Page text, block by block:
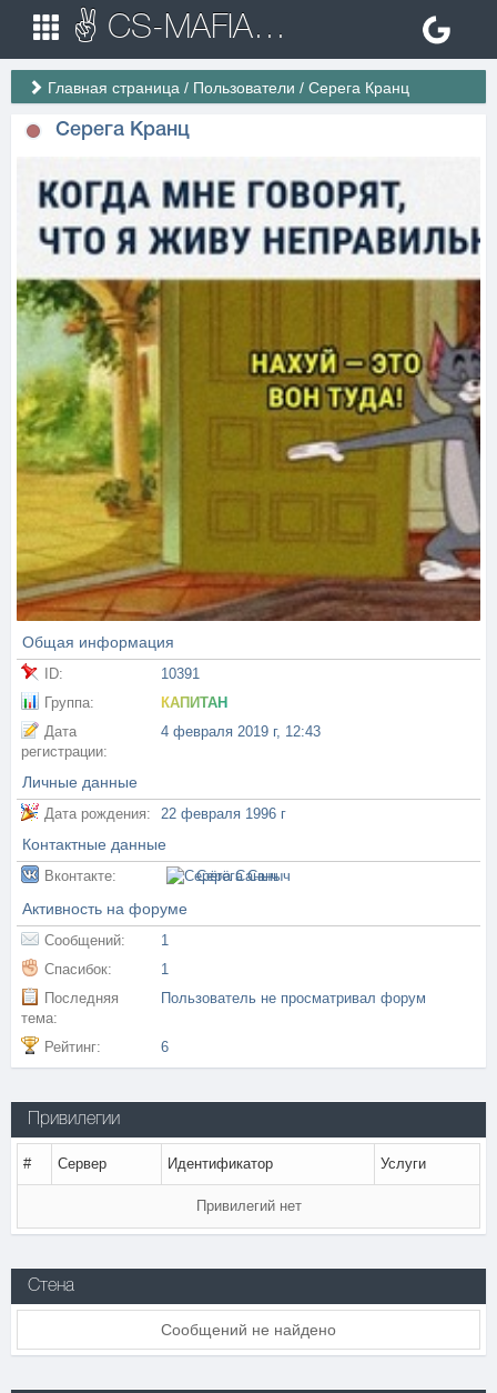
✌ CS-MAFIA.RU ✌ Игровые сервера Counter Strike 1.6
Главная страница / Пользователи / Серега Кранц
Серега Кранц
Общая информация
ID:
10391
Группа:
КАПИТАН
Дата
регистрации:
4 февраля 2019 г, 12:43
Личные данные
Дата рождения: 22 февраля 1996 г
Контактные данные
Вконтакте: Серёга Саныч
Активность на форуме
Сообщений:
1
Спасибок:
1
Последняя
тема:
Пользователь не просматривал форум
Рейтинг: 6
Привилегии
# Сервер Идентификатор Услуги
Привилегий нет
Стена
Сообщений не найдено